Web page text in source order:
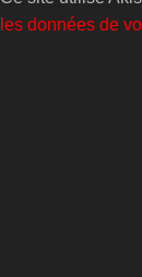
les données de